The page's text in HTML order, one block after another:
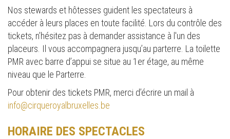
Nos stewards et hôtesses guident les spectateurs à
accéder à leurs places en toute facilité. Lors du contrôle des
tickets, n’hésitez pas à demander assistance à l'un des
placeurs. Il vous accompagnera jusqu’au parterre. La toilette
PMR avec barre d’appui se situe au 1er étage, au même
niveau que le Parterre.
Pour obtenir des tickets PMR, merci d’écrire un mail à
info@cirqueroyalbruxelles.be
HORAIRE DES SPECTACLES